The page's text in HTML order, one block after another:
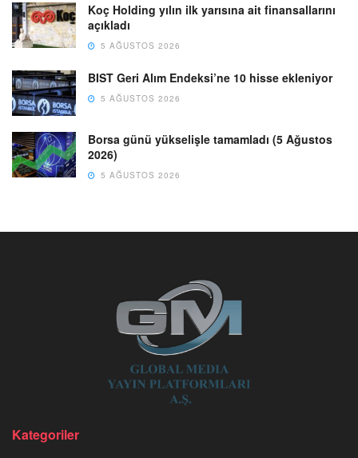
Koç Holding yılın ilk yarısına ait finansallarını
açıkladı
5 AĞUSTOS 2026
BIST Geri Alım Endeksi’ne 10 hisse ekleniyor
5 AĞUSTOS 2026
Borsa günü yükselişle tamamladı (5 Ağustos
2026)
5 AĞUSTOS 2026
Kategoriler